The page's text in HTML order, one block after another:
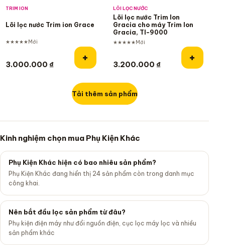
TRIM ION
Lõi lọc nước Trim ion Grace
★★★★★Mới
3.000.000 ₫ +
Thêm vào giỏ hàng
LÕI LỌC NƯỚC
Lõi lọc nước Trim Ion
Gracia cho máy Trim Ion
Gracia, TI-9000
★★★★★Mới
3.200.000 ₫ +
Thêm
Tải thêm sản phẩm
Kinh nghiệm chọn mua Phụ Kiện Khác
Phụ Kiện Khác hiện có bao nhiêu sản phẩm?
Phụ Kiện Khác đang hiển thị 24 sản phẩm còn trong danh mục
công khai.
Nên bắt đầu lọc sản phẩm từ đâu?
Phụ kiện điện máy như đổi nguồn điện, cục lọc máy lọc và nhiều
sản phẩm khác